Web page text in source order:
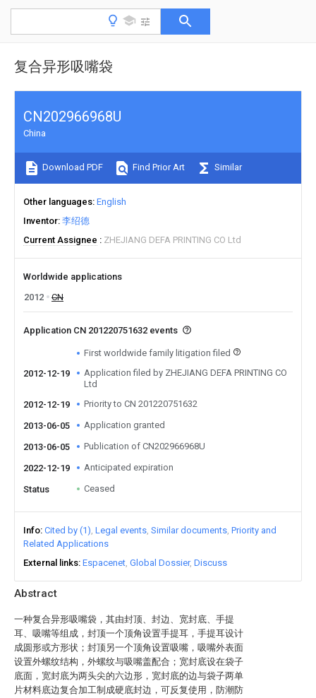
复合异形吸嘴袋
Abstract
一种复合异形吸嘴袋，其由封顶、封边、宽封底、手提
耳、吸嘴等组成，封顶一个顶角设置手提耳，手提耳设计
成圆形或方形状；封顶另一个顶角设置吸嘴，吸嘴外表面
设置外螺纹结构，外螺纹与吸嘴盖配合；宽封底设在袋子
底面，宽封底为两头尖的六边形，宽封底的边与袋子两单
片材料底边复合加工制成硬底封边，可反复使用，防潮防
CN202966968U
China
Download PDF Find Prior Art Similar
Other languages English
Inventor 李绍德
Current Assignee
ZHEJIANG DEFA PRINTING CO Ltd
Worldwide applications
2012
CN
Application CN 201220751632 events
First worldwide family litigation filed
2012-12-19
Application filed by ZHEJIANG DEFA PRINTING CO
Ltd
2012-12-19
Priority to CN 201220751632
2013-06-05 Application granted
2013-06-05 Publication of CN202966968U
2022-12-19 Anticipated expiration
Status Ceased
Info Cited by (1) Legal events Similar documents Priority and
Related Applications
External links Espacenet Global Dossier Discuss